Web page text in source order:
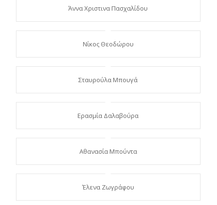
Άννα Χριστινα Πασχαλίδου
Νίκος Θεοδώρου
Σταυρούλα Μπουγά
Ερασμία Δαλαβούρα
Αθανασία Μπούντα
Έλενα Ζωγράφου